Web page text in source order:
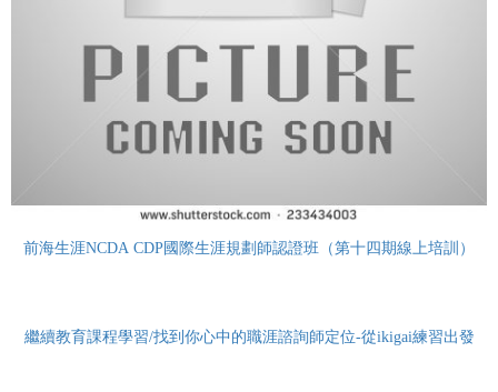
前海生涯NCDA CDP國際生涯規劃師認證班（第十四期線上培訓）
繼續教育課程學習/找到你心中的職涯諮詢師定位-從ikigai練習出發